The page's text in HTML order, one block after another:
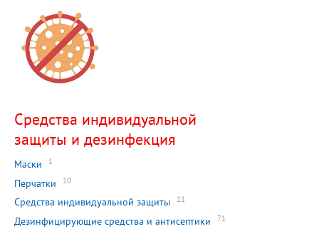
Средства индивидуальной
защиты и дезинфекция
Маски 1
Перчатки 10
Средства индивидуальной защиты 11
Дезинфицирующие средства и антисептики 71